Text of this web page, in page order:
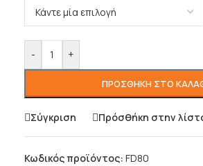
- +
ΠΡΟΣΘΉΚΗ ΣΤΟ
Σύγκριση Πρόσθήκη στην
Κωδικός προϊόντος: FD80